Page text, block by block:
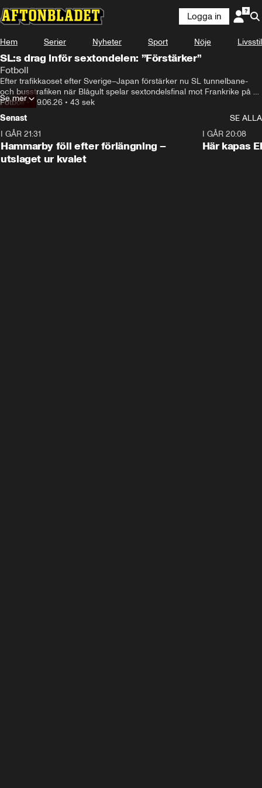
Logga in
Hem Serier Nyheter Sport Nöje Livsstil
SL:s drag inför sextondelen: ”Förstärker”
Fotboll
Efter trafikkaoset efter Sverige–Japan förstärker nu SL tunnelbane-
och busstrafiken när Blågult spelar sextondelsfinal mot Frankrike på
tisdag kväll klockan 23.
Fotboll•29.06.26 • 43 sek
Se mer
Senast
SE ALLA
I GÅR 21:31
Hammarby föll efter förlängning –
utslaget ur kvalet
I GÅR 20:08
Här kapas